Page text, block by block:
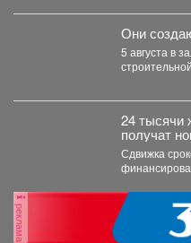
Они
5 августа в
24 тысячи
получат
Сдвижка
финансирования. Но!!! Люди ждут
реклама